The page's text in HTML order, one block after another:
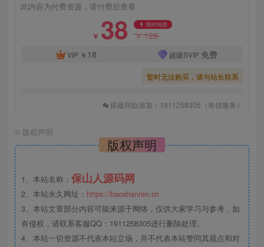
此内容为付费资源，请付费后查看
￥ 38 限时特惠
￥128
VIP ￥ 18 超级SVIP 免费
暂时无法购买，请与站长联系
搭建同款添加：1911258305（有偿服务）
© 版权声明
版权声明
1、本站名称： 保山人源码网
2、本站永久网址： https://baoshanren.cn
3、本站文章部分内容可能来源于网络，仅供大家学习与参考，如
有侵权，请联系客服QQ：1911258305进行删除处理。
4、本站一切资源不代表本站立场，并不代表本站赞同其观点和对